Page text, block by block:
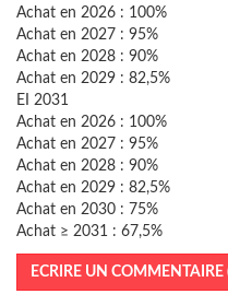
Achat en 2026 : 100%
Achat en 2027 : 95%
Achat en 2028 : 90%
Achat en 2029 : 82,5%
EI 2031
Achat en 2026 : 100%
Achat en 2027 : 95%
Achat en 2028 : 90%
Achat en 2029 : 82,5%
Achat en 2030 : 75%
Achat ≥ 2031 : 67,5%
ECRIRE UN